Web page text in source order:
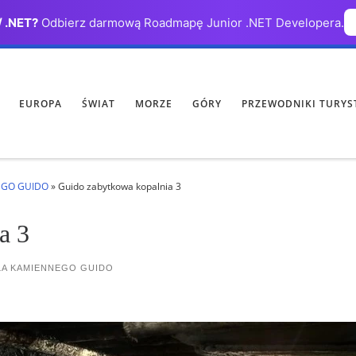
Odbierz darmową Roadmapę Junior .NET Developera.
EUROPA ŚWIAT MORZE GÓRY PRZEWODNIKI
GUIDO»Guido zabytkowa kopalnia 3
3
KAMIENNEGO GUIDO